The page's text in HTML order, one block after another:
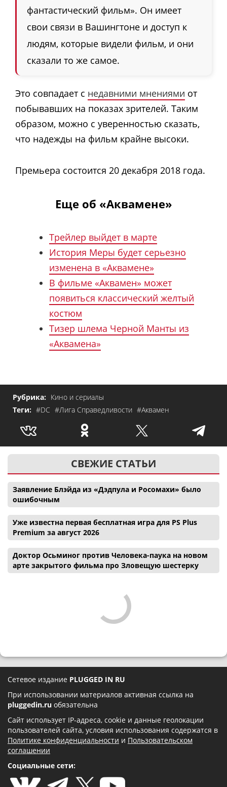
фантастический фильм». Он имеет
свои связи в Вашингтоне и доступ к
людям, которые видели фильм, и они
сказали то же самое.
Это совпадает с недавними мнениями от
побывавших на показах зрителей. Таким
образом, можно с уверенностью сказать,
что надежды на фильм крайне высоки.
Премьера состоится 20 декабря 2018 года.
Еще об «Аквамене»
Трейлер выйдет в марте
История Меры будет серьезно
изменена в «Аквамене»
В фильме «Аквамен» может
появиться классический желтый
костюм
Тизер шлема Черной Манты из
«Аквамена»
Рубрика: Кино и сериалы
Теги: #DC #Лига Справедливости #Аквамен
СВЕЖИЕ СТАТЬИ
Заявление Блэйда из «Дэдпула и Росомахи» было
ошибочным
Уже известна первая бесплатная игра для PS Plus
Premium за август 2026
Доктор Осьминог против Человека-паука на новом
арте закрытого фильма про Зловещую шестерку
Сетевое издание PLUGGED IN RU
При использовании материалов активная ссылка на
pluggedin.ru обязательна
Сайт использует IP-адреса, cookie и данные геолокации
пользователей сайта, условия использования содержатся в
Политике конфиденциальности и Пользовательском
соглашении
Социальные сети: